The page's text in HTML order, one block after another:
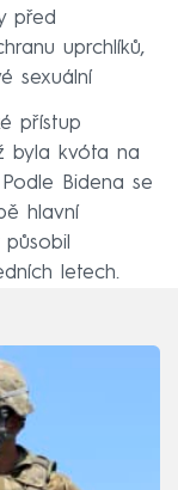
před
uprchlíků,
sexuální
přístup
byla kvóta na
Bidena se
hlavní
letech.